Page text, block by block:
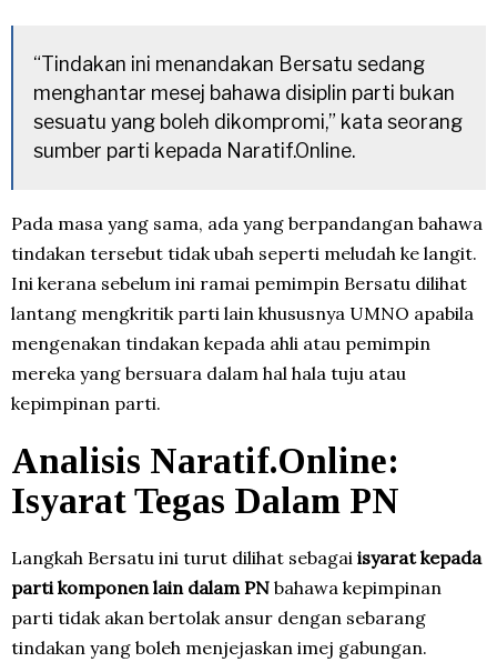
“Tindakan ini menandakan Bersatu sedang
menghantar mesej bahawa disiplin parti bukan
sesuatu yang boleh dikompromi,” kata seorang
sumber parti kepada Naratif.Online.
Pada masa yang sama, ada yang berpandangan bahawa
tindakan tersebut tidak ubah seperti meludah ke langit.
Ini kerana sebelum ini ramai pemimpin Bersatu dilihat
lantang mengkritik parti lain khususnya UMNO apabila
mengenakan tindakan kepada ahli atau pemimpin
mereka yang bersuara dalam hal hala tuju atau
kepimpinan parti.
Analisis Naratif.Online:
Isyarat Tegas Dalam PN
Langkah Bersatu ini turut dilihat sebagai isyarat kepada
parti komponen lain dalam PN bahawa kepimpinan
parti tidak akan bertolak ansur dengan sebarang
tindakan yang boleh menjejaskan imej gabungan.